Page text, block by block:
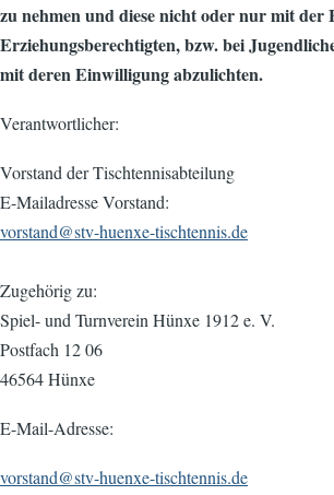
zu nehmen und diese nicht oder nur mit
Erziehungsberechtigten, bzw. bei
mit deren Einwilligung abzulichten.
Verantwortlicher:
Vorstand der Tischtennisabteilung
E-Mailadresse Vorstand:
vorstand@stv-huenxe-tischtennis.de
Zugehörig zu:
Spiel- und Turnverein Hünxe 1912 e. V.
Postfach 12 06
46564 Hünxe
E-Mail-Adresse:
vorstand@stv-huenxe-tischtennis.de